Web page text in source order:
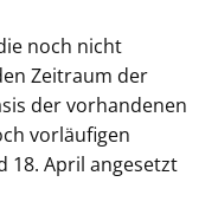
noch nicht
Zeitraum der
der vorhandenen
vorläufigen
18. April angesetzt